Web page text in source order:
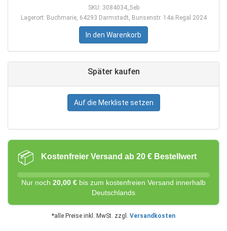
SKU: 3084034_5eb
Lagerort: Buchmarie, 64293 Darmstadt, Bunsenstr. 14a Regal 2024
In den Warenkorb
Später kaufen
Auf die Merkliste setzen
📦 Kostenfreier Versand ab 20 € Bestellwert
Nur noch 20,00 € bis zum kostenfreien Versand innerhalb
Deutschlands
*alle Preise inkl. MwSt. zzgl. Versandkosten